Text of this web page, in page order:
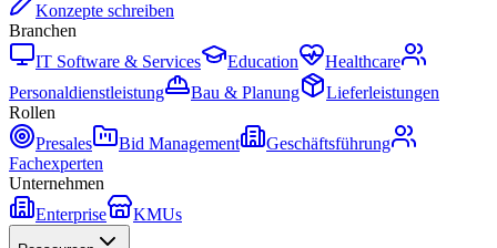
Konzepte schreiben
Branchen
IT Software & Services
Education
Healthcare
Personaldienstleistung
Bau & Planung
Lieferleistungen
Rollen
Presales
Bid Management
Geschäftsführung
Fachexperten
Unternehmen
Enterprise
KMUs